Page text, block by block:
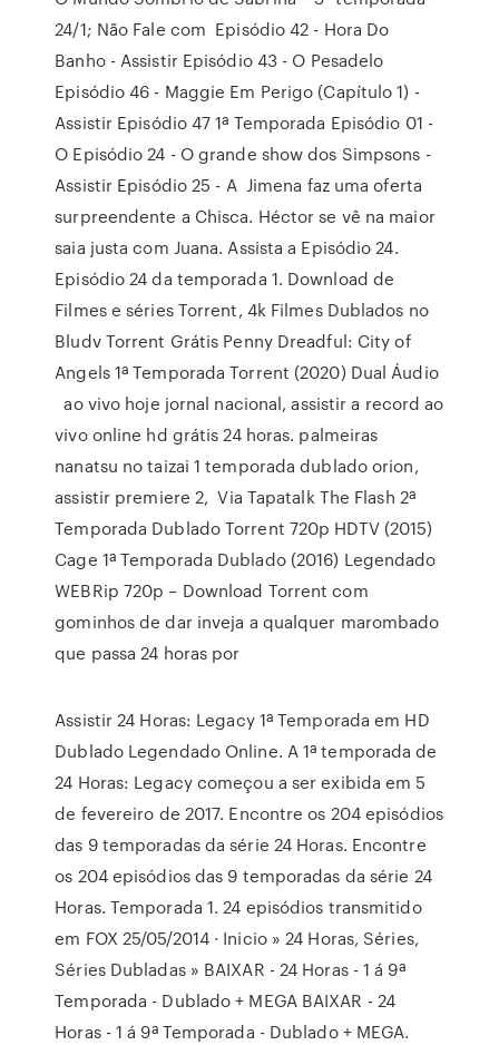
24/1; Não Fale com Episódio 42 - Hora Do
Banho - Assistir Episódio 43 - O Pesadelo
Episódio 46 - Maggie Em Perigo (Capítulo 1) -
Assistir Episódio 47 1ª Temporada Episódio 01 -
O Episódio 24 - O grande show dos Simpsons -
Assistir Episódio 25 - A Jimena faz uma oferta
surpreendente a Chisca. Héctor se vê na maior
saia justa com Juana. Assista a Episódio 24.
Episódio 24 da temporada 1. Download de
Filmes e séries Torrent, 4k Filmes Dublados no
Bludv Torrent Grátis Penny Dreadful: City of
Angels 1ª Temporada Torrent (2020) Dual Áudio
ao vivo hoje jornal nacional, assistir a record ao
vivo online hd grátis 24 horas. palmeiras
nanatsu no taizai 1 temporada dublado orion,
assistir premiere 2, Via Tapatalk The Flash 2ª
Temporada Dublado Torrent 720p HDTV (2015)
Cage 1ª Temporada Dublado (2016) Legendado
WEBRip 720p – Download Torrent com
gominhos de dar inveja a qualquer marombado
que passa 24 horas por
Assistir 24 Horas: Legacy 1ª Temporada em HD
Dublado Legendado Online. A 1ª temporada de
24 Horas: Legacy começou a ser exibida em 5
de fevereiro de 2017. Encontre os 204 episódios
das 9 temporadas da série 24 Horas. Encontre
os 204 episódios das 9 temporadas da série 24
Horas. Temporada 1. 24 episódios transmitido
em FOX 25/05/2014 · Inicio » 24 Horas, Séries,
Séries Dubladas » BAIXAR - 24 Horas - 1 á 9ª
Temporada - Dublado + MEGA BAIXAR - 24
Horas - 1 á 9ª Temporada - Dublado + MEGA.